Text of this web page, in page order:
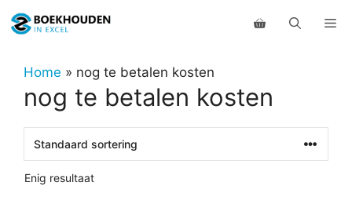
naar
inhoudHome » nog te betalen kosten
nog te betalen kosten
Enig resultaat